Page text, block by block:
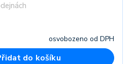
osvobozeno od DPH
do košíku